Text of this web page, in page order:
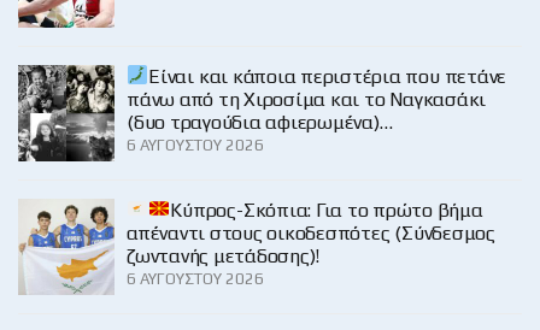
Είναι και κάποια περιστέρια που πετάνε
πάνω από τη Χιροσίμα και το Ναγκασάκι
(δυο τραγούδια αφιερωμένα)…
6 ΑΥΓΟΎΣΤΟΥ 2026
Κύπρος-Σκόπια: Για το πρώτο βήμα
απέναντι στους οικοδεσπότες (Σύνδεσμος
ζωντανής μετάδοσης)!
6 ΑΥΓΟΎΣΤΟΥ 2026